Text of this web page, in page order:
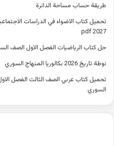
طريقة حساب مساحة الدائرة
تحميل كتاب الاضواء في الدراسات
2027 pdf
حل كتاب الرياضيات الفصل الاول الصف
نوطة تاريخ 2026 بكالوريا المنهاج السوري
السوري